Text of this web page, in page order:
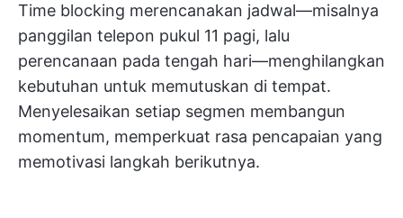
Time blocking merencanakan jadwal—misalnya
panggilan telepon pukul 11 pagi, lalu
perencanaan pada tengah hari—menghilangkan
kebutuhan untuk memutuskan di tempat.
Menyelesaikan setiap segmen membangun
momentum, memperkuat rasa pencapaian yang
memotivasi langkah berikutnya.